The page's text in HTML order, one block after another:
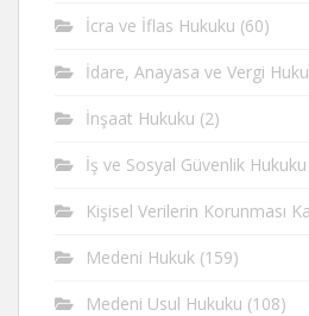
İcra ve İflas Hukuku (60)
İdare, Anayasa ve Vergi
İnşaat Hukuku (2)
İş ve Sosyal Güvenlik Hukuku
Kişisel Verilerin Korunması
Medeni Hukuk (159)
Medeni Usul Hukuku (108)